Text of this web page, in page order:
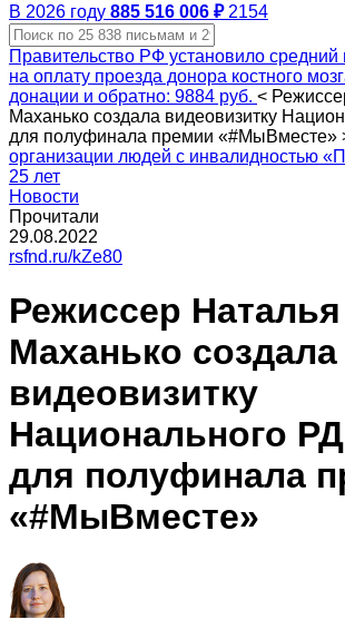
В 2026 году 885 516 006 ₽ 2154
Правительство РФ установило средний
на оплату проезда донора костного
донации и обратно: 9884 руб. <
Маханько создала видеовизитку
для полуфинала премии «#МыВместе»
организации людей с инвалидностью
25 лет
Новости
Прочитали
29.08.2022
rsfnd.ru/kZe80
Режиссер Наталья
Маханько создала
видеовизитку
Национального
для полуфинала
«#МыВместе»